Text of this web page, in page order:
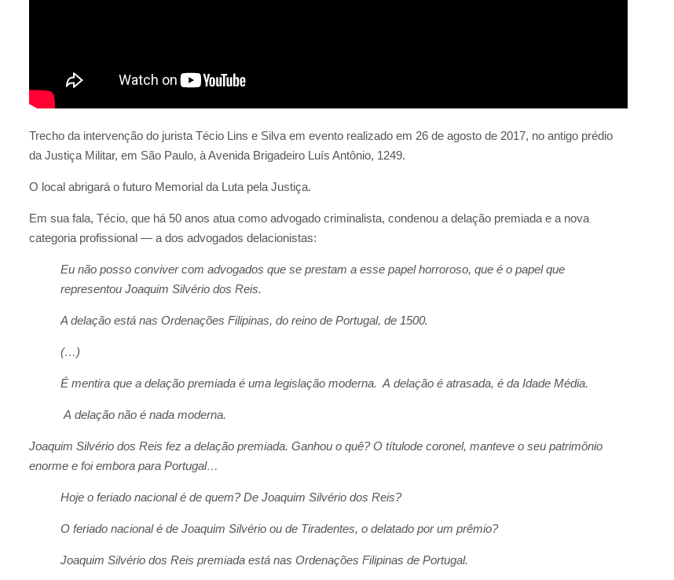
Trecho da intervenção do jurista Técio Lins e Silva em evento realizado em 26 de agosto de 2017, no antigo prédio
da Justiça Militar, em São Paulo, à Avenida Brigadeiro Luís Antônio, 1249.
O local abrigará o futuro Memorial da Luta pela Justiça.
Em sua fala, Técio, que há 50 anos atua como advogado criminalista, condenou a delação premiada e a nova
categoria profissional — a dos advogados delacionistas:
Eu não posso conviver com advogados que se prestam a esse papel horroroso, que é o papel que
representou Joaquim Silvério dos Reis.
A delação está nas Ordenações Filipinas, do reino de Portugal, de 1500.
(…)
É mentira que a delação premiada é uma legislação moderna. A delação é atrasada, é da Idade Média.
A delação não é nada moderna.
Joaquim Silvério dos Reis fez a delação premiada. Ganhou o quê? O títulode coronel, manteve o seu patrimônio
enorme e foi embora para Portugal…
Hoje o feriado nacional é de quem? De Joaquim Silvério dos Reis?
O feriado nacional é de Joaquim Silvério ou de Tiradentes, o delatado por um prêmio?
Joaquim Silvério dos Reis premiada está nas Ordenações Filipinas de Portugal.